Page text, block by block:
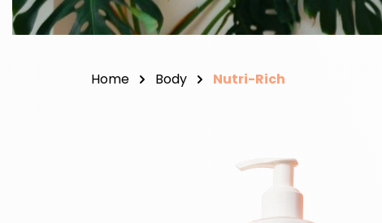
Home Body Nutri-Rich